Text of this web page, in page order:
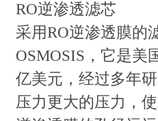
RO逆渗透滤芯
采用RO逆渗透膜的
OSMOSIS，它是美
亿美元，经过多年
压力更大的压力，